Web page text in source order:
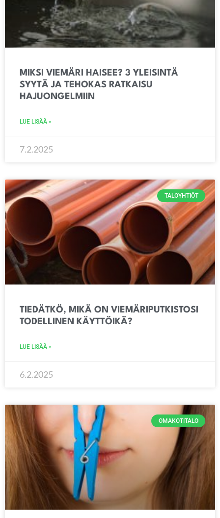
MIKSI VIEMÄRI HAISEE? 3 YLEISINTÄ
SYYTÄ JA TEHOKAS RATKAISU
HAJUONGELMIIN
LUE LISÄÄ »
7.2.2025
TALOYHTIÖT
TIEDÄTKÖ, MIKÄ ON VIEMÄRIPUTKISTOSI
TODELLINEN KÄYTTÖIKÄ?
LUE LISÄÄ »
6.2.2025
OMAKOTITALO